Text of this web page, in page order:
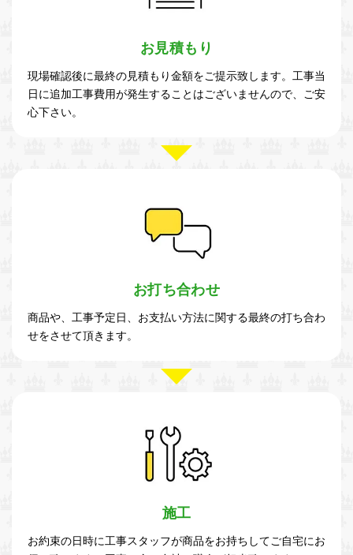
お見積もり
現場確認後に最終の見積もり金額をご提示致します。工事当
日に追加工事費用が発生することはございませんので、ご安
心下さい。
お打ち合わせ
商品や、工事予定日、お支払い方法に関する最終の打ち合わ
せをさせて頂きます。
施工
お約束の日時に工事スタッフが商品をお持ちしてご自宅にお